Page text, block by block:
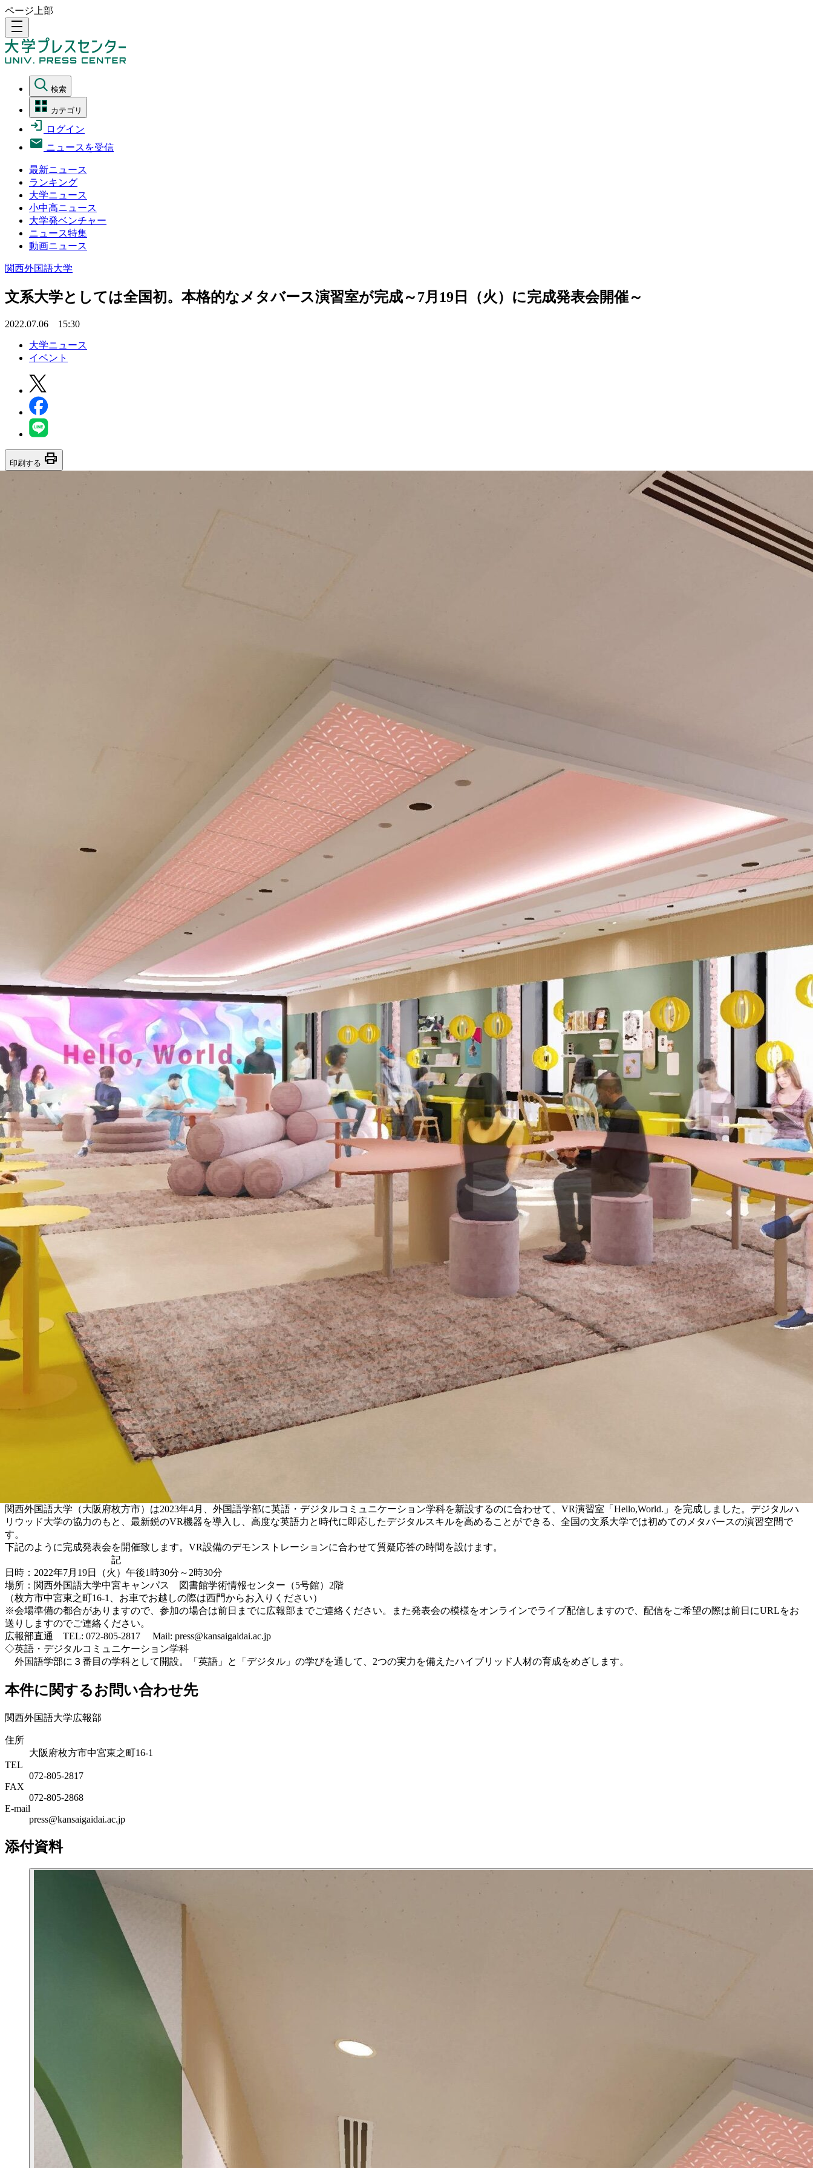
ページ上部
density_medium
検索
カテゴリ
ログイン
ニュースを受信
最新ニュース
ランキング
大学ニュース
小中高ニュース
大学発ベンチャー
ニュース特集
動画ニュース
関西外国語大学
文系大学としては全国初。本格的なメタバース演習室が完成～7月19日（火）に完成発表会開催～
2022.07.06 15:30
大学ニュース
イベント
印刷する print
関西外国語大学（大阪府枚方市）は2023年4月、外国語学部に英語・デジタルコミュニケーション学科を新設するのに合わせて、VR演習室「Hello,World.」を完成しました。デジタルハ
リウッド大学の協力のもと、最新鋭のVR機器を導入し、高度な英語力と時代に即応したデジタルスキルを高めることができる、全国の文系大学では初めてのメタバースの演習空間で
す。
下記のように完成発表会を開催致します。VR設備のデモンストレーションに合わせて質疑応答の時間を設けます。
記
日時：2022年7月19日（火）午後1時30分～2時30分
場所：関西外国語大学中宮キャンパス 図書館学術情報センター（5号館）2階
（枚方市中宮東之町16-1、お車でお越しの際は西門からお入りください）
※会場準備の都合がありますので、参加の場合は前日までに広報部までご連絡ください。また発表会の模様をオンラインでライブ配信しますので、配信をご希望の際は前日にURLをお
送りしますのでご連絡ください。
広報部直通 TEL: 072-805-2817 Mail: press@kansaigaidai.ac.jp
◇英語・デジタルコミュニケーション学科
外国語学部に３番目の学科として開設。「英語」と「デジタル」の学びを通して、2つの実力を備えたハイブリッド人材の育成をめざします。
本件に関するお問い合わせ先
関西外国語大学広報部
住所
大阪府枚方市中宮東之町16-1
TEL
072-805-2817
FAX
072-805-2868
E-mail
press@kansaigaidai.ac.jp
添付資料